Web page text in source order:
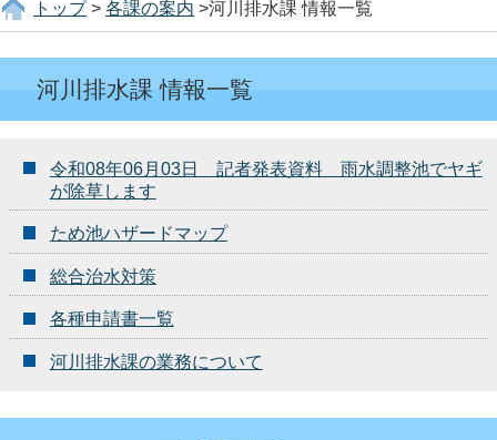
トップ> 各課の案内 >河川排水課 情報一覧
河川排水課 情報一覧
令和08年06月03日 記者発表資料 雨水調整池でヤギ
が除草します
ため池ハザードマップ
総合治水対策
各種申請書一覧
河川排水課の業務について